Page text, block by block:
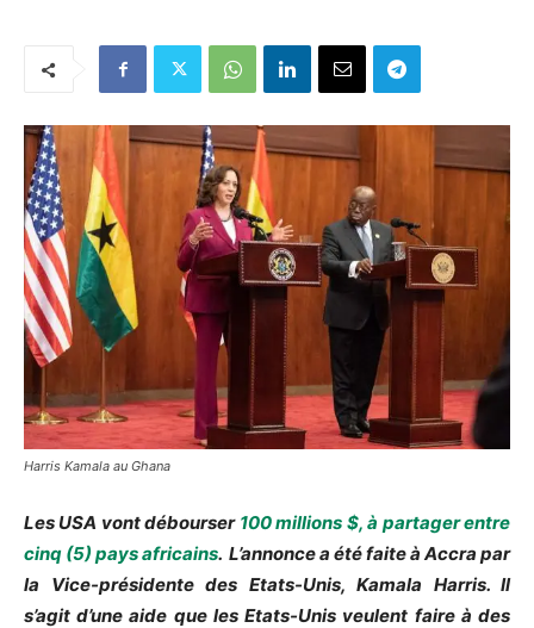
Harris Kamala au Ghana
Les USA vont débourser 100 millions $, à partager entre
cinq (5) pays africains. L’annonce a été faite à Accra par
la Vice-présidente des Etats-Unis, Kamala Harris. Il
s’agit d’une aide que les Etats-Unis veulent faire à des